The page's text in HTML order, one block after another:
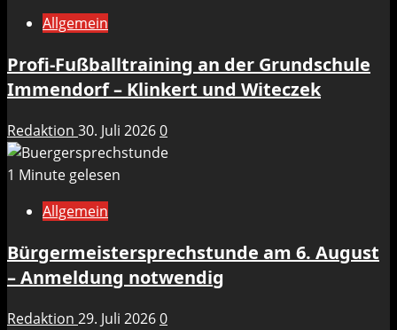
Allgemein
Profi-Fußballtraining an der Grundschule
Immendorf – Klinkert und Witeczek
Redaktion 30. Juli 20260
1 Minute gelesen
Allgemein
Bürgermeistersprechstunde am 6. August
– Anmeldung notwendig
Redaktion 29. Juli 20260